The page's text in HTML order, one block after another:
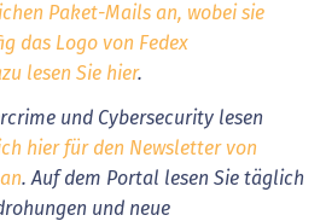
Paket-Mails an, wobei sie
das Logo von Fedex
lesen Sie hier.
und Cybersecurity lesen
hier für den Newsletter von
. Auf dem Portal lesen Sie täglich
und neue